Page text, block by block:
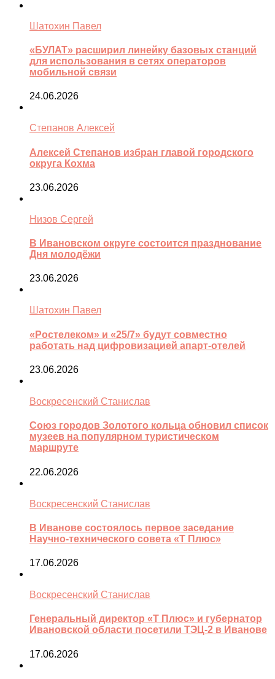
Шатохин Павел
«БУЛАТ» расширил линейку базовых станций
для использования в сетях операторов
мобильной связи
24.06.2026
Степанов Алексей
Алексей Степанов избран главой городского
округа Кохма
23.06.2026
Низов Сергей
В Ивановском округе состоится празднование
Дня молодёжи
23.06.2026
Шатохин Павел
«Ростелеком» и «25/7» будут совместно
работать над цифровизацией апарт-отелей
23.06.2026
Воскресенский Станислав
Союз городов Золотого кольца обновил список
музеев на популярном туристическом
маршруте
22.06.2026
Воскресенский Станислав
В Иванове состоялось первое заседание
Научно-технического совета «Т Плюс»
17.06.2026
Воскресенский Станислав
Генеральный директор «Т Плюс» и губернатор
Ивановской области посетили ТЭЦ-2 в Иванове
17.06.2026